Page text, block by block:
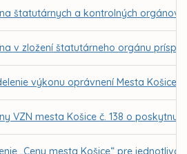
štatutárnych a kontrolných orgánov
v zložení štatutárneho orgánu
výkonu oprávnení Mesta
VZN mesta Košice č. 138 o